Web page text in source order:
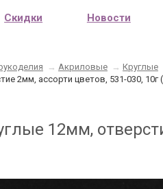
Скидки Новости
→ Акриловые → Круглые
2мм, ассорти цветов, 531-030,
12мм,